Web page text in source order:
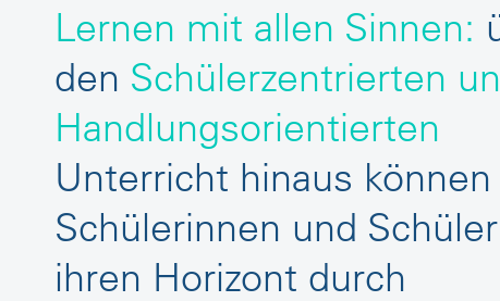
Lernen mit allen Sinnen:
den Schülerzentrierten
Handlungsorientierten
Unterricht hinaus können
Schülerinnen und Schüler
ihren Horizont durch